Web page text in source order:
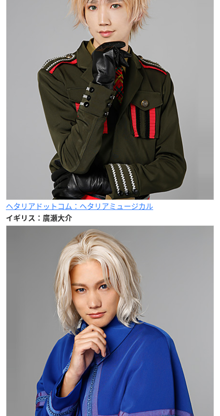
ヘタリアドットコム：ヘタリアミュージカル
イギリス：廣瀬大介